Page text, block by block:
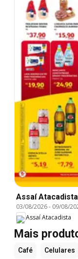
Assaí
03/08/2026- 09/08/
Assaí Atacadista
Mais
Café Celulares